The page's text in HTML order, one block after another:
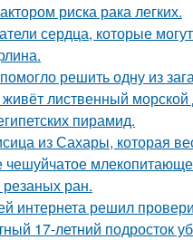
риска рака легких.
сердца, которые
решить одну из
лиственный
пирамид.
из Сахары, которая
ран.
интернета решил
17-летний подросток